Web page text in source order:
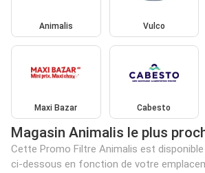
Animalis Vulco
Maxi Bazar Cabesto
Magasin Animalis le plus
Cette Promo Filtre Animalis est
ci-dessous en fonction de votre